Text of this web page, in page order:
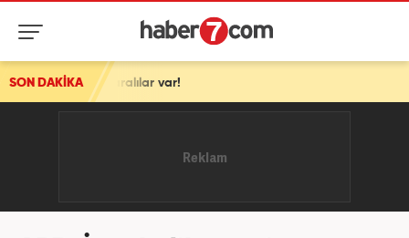
SON DAKİKA
var!